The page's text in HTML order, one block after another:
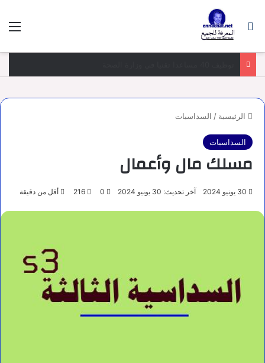
بحث عن
الرئيسية / السداسيات
السداسيات
مسلك مال وأعمال
30 يونيو 2024 آخر تحديث: 30 يونيو 2024 0
216 أقل من دقيقة